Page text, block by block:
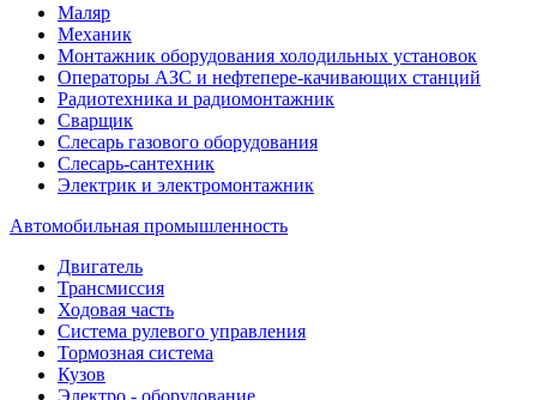
Маляр
Механик
Монтажник оборудования холодильных установок
Операторы АЗС и нефтепере-качивающих станций
Радиотехника и радиомонтажник
Сварщик
Слесарь газового оборудования
Слесарь-сантехник
Электрик и электромонтажник
Автомобильная промышленность
Двигатель
Трансмиссия
Ходовая часть
Система рулевого управления
Тормозная система
Кузов
Электро - оборудование